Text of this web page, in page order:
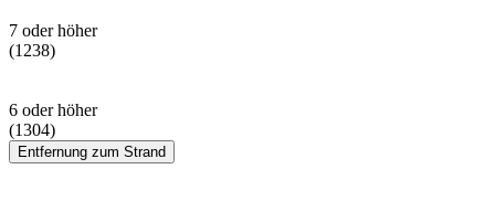
7 oder höher
(1238)
6 oder höher
(1304)
Entfernung zum Strand